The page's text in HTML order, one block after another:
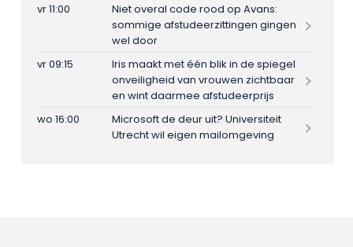
vr 11:00
Niet overal code rood op Avans:
sommige afstudeerzittingen gingen
wel door
vr 09:15
Iris maakt met één blik in de spiegel
onveiligheid van vrouwen zichtbaar
en wint daarmee afstudeerprijs
wo 16:00
Microsoft de deur uit? Universiteit
Utrecht wil eigen mailomgeving